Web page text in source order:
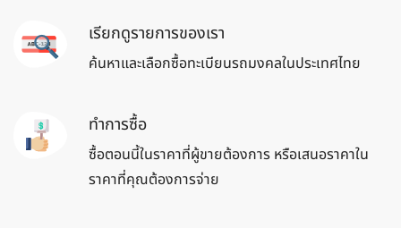
เรียกดูรายการของเรา
ค้นหาและเลือกซื้อทะเบียนรถมงคลในประเทศไทย
ทำการซื้อ
ซื้อตอนนี้ในราคาที่ผู้ขายต้องการ หรือเสนอราคาใน
ราคาที่คุณต้องการจ่าย